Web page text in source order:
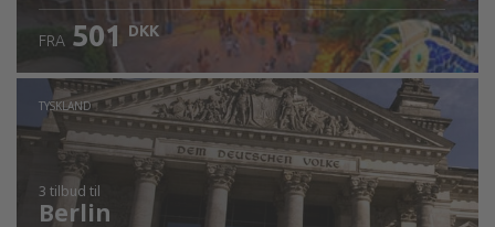
FRA 501 DKK
TYSKLAND
3 tilbud til
Berlin